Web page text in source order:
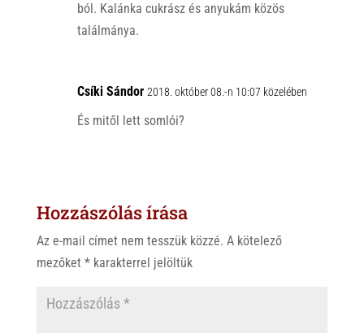
ból. Kalánka cukrász és anyukám közös
találmánya.
Csíki Sándor 2018. október 08.-n 10:07 közelében
És mitől lett somlói?
Hozzászólás írása
Az e-mail címet nem tesszük közzé. A kötelező
mezőket *karakterrel jelöltük